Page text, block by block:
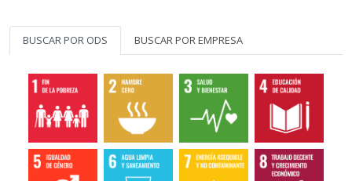
BUSCAR POR ODS BUSCAR POR EMPRESA